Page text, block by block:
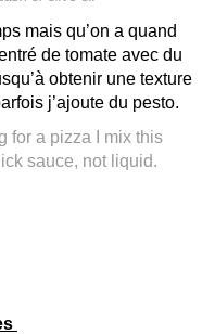
mais qu’on a quand
de tomate avec du
obtenir une texture
j’ajoute du pesto.
for a pizza I mix this
sauce, not liquid.